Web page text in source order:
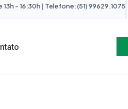
- 16:30h | Telefone: (51) 99629.1075